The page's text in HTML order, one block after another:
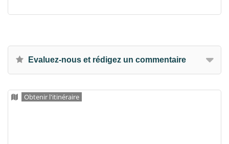
Evaluez-nous et rédigez un commentaire
Obtenir l'itinéraire